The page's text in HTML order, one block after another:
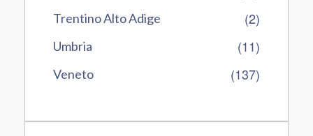
Trentino Alto Adige (2)
Umbria (11)
Veneto (137)